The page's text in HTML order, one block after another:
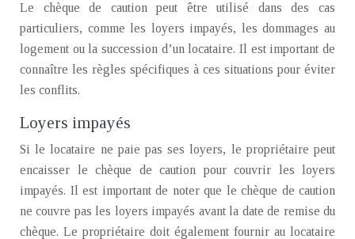
Le chèque de caution peut être utilisé dans des cas
particuliers, comme les loyers impayés, les dommages au
logement ou la succession d’un locataire. Il est important de
connaître les règles spécifiques à ces situations pour éviter
les conflits.
Loyers impayés
Si le locataire ne paie pas ses loyers, le propriétaire peut
encaisser le chèque de caution pour couvrir les loyers
impayés. Il est important de noter que le chèque de caution
ne couvre pas les loyers impayés avant la date de remise du
chèque. Le propriétaire doit également fournir au locataire